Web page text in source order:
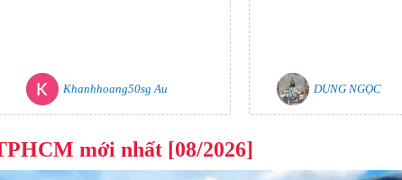
Khanhhoang50sg Au DUNG NGỌC
mới nhất [08/2026]